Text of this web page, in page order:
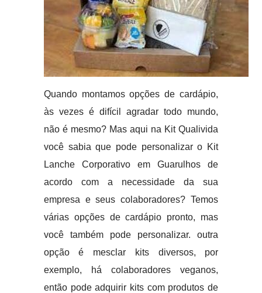
Quando montamos opções de cardápio,
às vezes é difícil agradar todo mundo,
não é mesmo? Mas aqui na Kit Qualivida
você sabia que pode personalizar o Kit
Lanche Corporativo em Guarulhos de
acordo com a necessidade da sua
empresa e seus colaboradores? Temos
várias opções de cardápio pronto, mas
você também pode personalizar. outra
opção é mesclar kits diversos, por
exemplo, há colaboradores veganos,
então pode adquirir kits com produtos de